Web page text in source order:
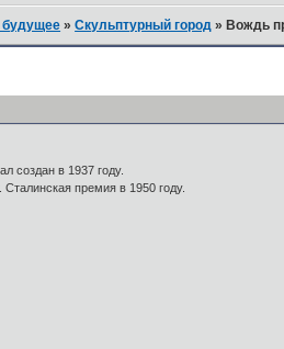
будущее »Скульптурный город »Вождь
создан в 1937 году.
премия в 1950 году.